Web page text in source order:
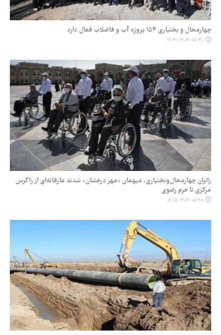
چهارمحال و بختیاری ۱۵۴ پروژه آب و فاضلاب فعال دارد
۱۴۰۴-۰۸-۳۰ ۱۱:۴۱
زائران چهارمحال‌وبختیاری، میهمان «مهر درخشان» شدند عارفانه‌ای از زاگرس
مرکزی تا حرم رضوی
۱۴۰۴-۰۸-۲۸ ۰۹:۱۵